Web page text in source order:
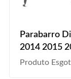
Parabarro
2014 2015
2019 Kit
Produto